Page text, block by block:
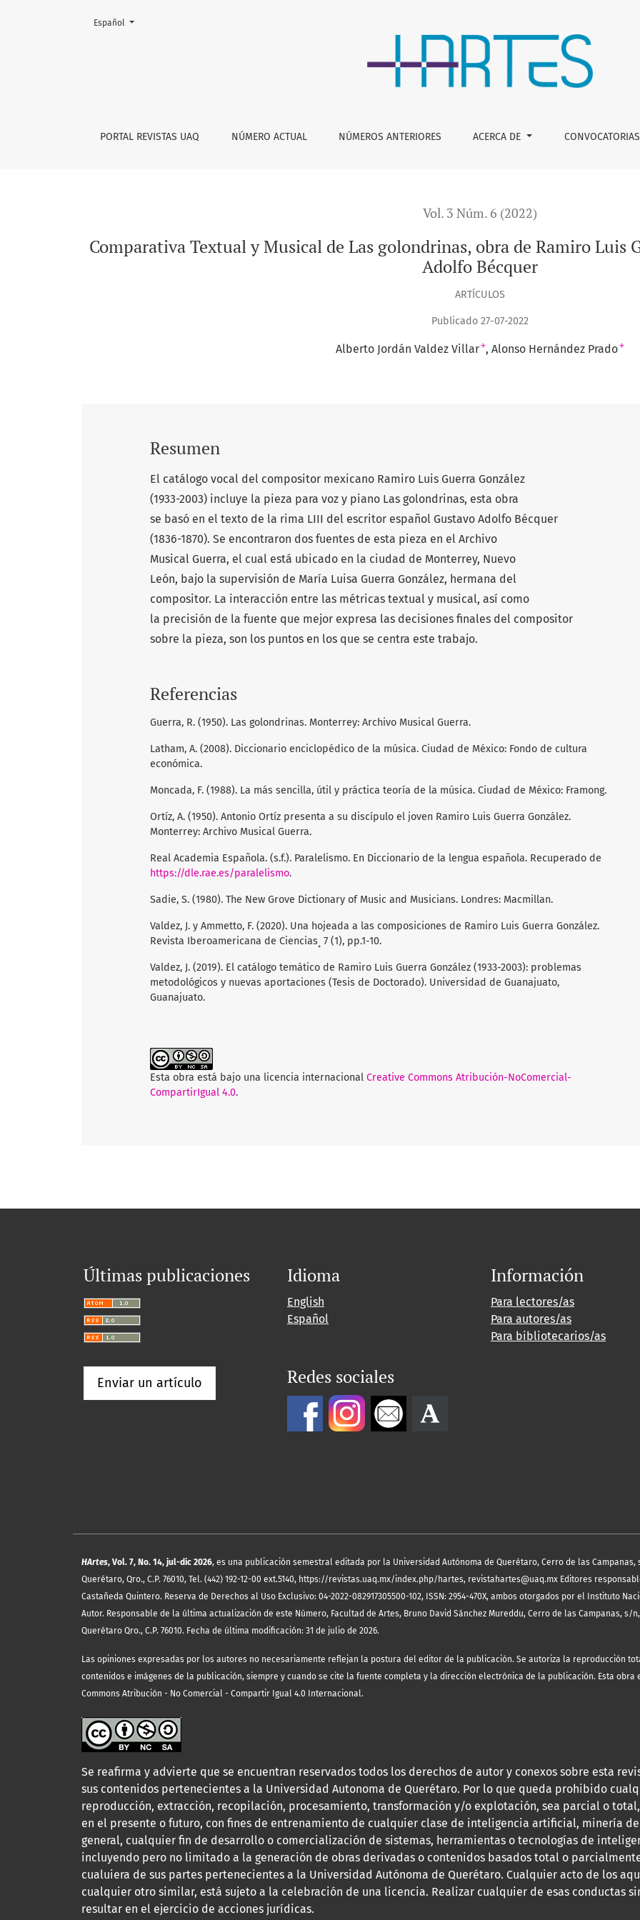
Comparativa Textual y Musical de Las golondrinas, obra de Ramiro Luis Guerra con un texto de Gustavo
PORTAL REVISTAS UAQ NÚMERO ACTUAL NÚMEROS ANTERIORES ACERCA DE CONVOCATORIAS
Cambiar el idioma. El actual es:
Español
Vol. 3 Núm. 6 (2022)
Comparativa Textual y Musical de Las golondrinas, obra de Ramiro Luis
Adolfo Bécquer
ARTÍCULOS
Publicado 27-07-2022
Alberto Jordán Valdez Villar+ Alonso Hernández Prado+
Resumen
El catálogo vocal del compositor mexicano Ramiro Luis Guerra González
(1933-2003) incluye la pieza para voz y piano Las golondrinas, esta obra
se basó en el texto de la rima LIII del escritor español Gustavo Adolfo Bécquer
(1836-1870). Se encontraron dos fuentes de esta pieza en el Archivo
Musical Guerra, el cual está ubicado en la ciudad de Monterrey, Nuevo
León, bajo la supervisión de María Luisa Guerra González, hermana del
compositor. La interacción entre las métricas textual y musical, así como
la precisión de la fuente que mejor expresa las decisiones finales del compositor
sobre la pieza, son los puntos en los que se centra este trabajo.
Referencias
Guerra, R. (1950). Las golondrinas. Monterrey: Archivo Musical Guerra.
Latham, A. (2008). Diccionario enciclopédico de la música. Ciudad de México: Fondo de cultura
económica.
Moncada, F. (1988). La más sencilla, útil y práctica teoría de la música. Ciudad de México: Framong.
Ortíz, A. (1950). Antonio Ortíz presenta a su discípulo el joven Ramiro Luis Guerra González.
Monterrey: Archivo Musical Guerra.
Real Academia Española. (s.f.). Paralelismo. En Diccionario de la lengua española. Recuperado de
https://dle.rae.es/paralelismo.
Sadie, S. (1980). The New Grove Dictionary of Music and Musicians. Londres: Macmillan.
Valdez, J. y Ammetto, F. (2020). Una hojeada a las composiciones de Ramiro Luis Guerra González.
Revista Iberoamericana de Ciencias¸ 7 (1), pp.1-10.
Valdez, J. (2019). El catálogo temático de Ramiro Luis Guerra González (1933-2003): problemas
metodológicos y nuevas aportaciones (Tesis de Doctorado). Universidad de Guanajuato,
Guanajuato.
Esta obra está bajo una licencia internacional Creative Commons Atribución-NoComercial-
CompartirIgual 4.0.
Últimas publicaciones Idioma
English
Español
Información
Para lectores/as
Para autores/as
Para bibliotecarios/as
Enviar un artículo Redes sociales
HArtes, Vol. 7, No. 14, jul-dic 2026, es una publicación semestral editada por la Universidad Autónoma de Querétaro, Cerro de las Campanas,
Querétaro, Qro., C.P. 76010, Tel. (442) 192-12-00 ext.5140, https://revistas.uaq.mx/index.php/hartes, revistahartes@uaq.mx Editores
Castañeda Quintero. Reserva de Derechos al Uso Exclusivo: 04-2022-082917305500-102, ISSN: 2954-470X, ambos otorgados por el Instituto
Autor. Responsable de la última actualización de este Número, Facultad de Artes, Bruno David Sánchez Mureddu, Cerro de las Campanas, s/
Querétaro Qro., C.P. 76010. Fecha de última modificación: 31 de julio de 2026.
Las opiniones expresadas por los autores no necesariamente reflejan la postura del editor de la publicación. Se autoriza la reproducción
contenidos e imágenes de la publicación, siempre y cuando se cite la fuente completa y la dirección electrónica de la publicación. Esta obra
Commons Atribución - No Comercial - Compartir Igual 4.0 Internacional.
Se reafirma y advierte que se encuentran reservados todos los derechos de autor y conexos sobre esta
sus contenidos pertenecientes a la Universidad Autonoma de Querétaro. Por lo que queda prohibido
reproducción, extracción, recopilación, procesamiento, transformación y/o explotación, sea parcial o
en el presente o futuro, con fines de entrenamiento de cualquier clase de inteligencia artificial, minería
general, cualquier fin de desarrollo o comercialización de sistemas, herramientas o tecnologías de
incluyendo pero no limitado a la generación de obras derivadas o contenidos basados total o
cualuiera de sus partes pertenecientes a la Universidad Autónoma de Querétaro. Cualquier acto de los
cualquier otro similar, está sujeto a la celebración de una licencia. Realizar cualquier de esas conductas
resultar en el ejercicio de acciones jurídicas.